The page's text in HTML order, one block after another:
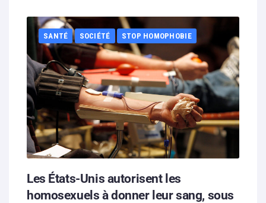
Boutique
Partenaires
Contacts
Hébergement solidaire
SANTÉ SOCIÉTÉ STOP HOMOPHOBIE
Les États-Unis autorisent les
homosexuels à donner leur sang, sous